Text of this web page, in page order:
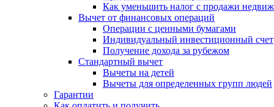
Как уменьшить налог с продажи
Вычет от финансовых операций
Операции с ценными бумагами
Индивидуальный инвестиционный счет
Получение дохода за рубежом
Стандартный вычет
Вычеты на детей
Вычеты для определенных групп людей
Гарантии